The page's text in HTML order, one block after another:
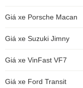
Giá xe Porsche Macan
Giá xe Suzuki Jimny
Giá xe VinFast VF7
Giá xe Ford Transit